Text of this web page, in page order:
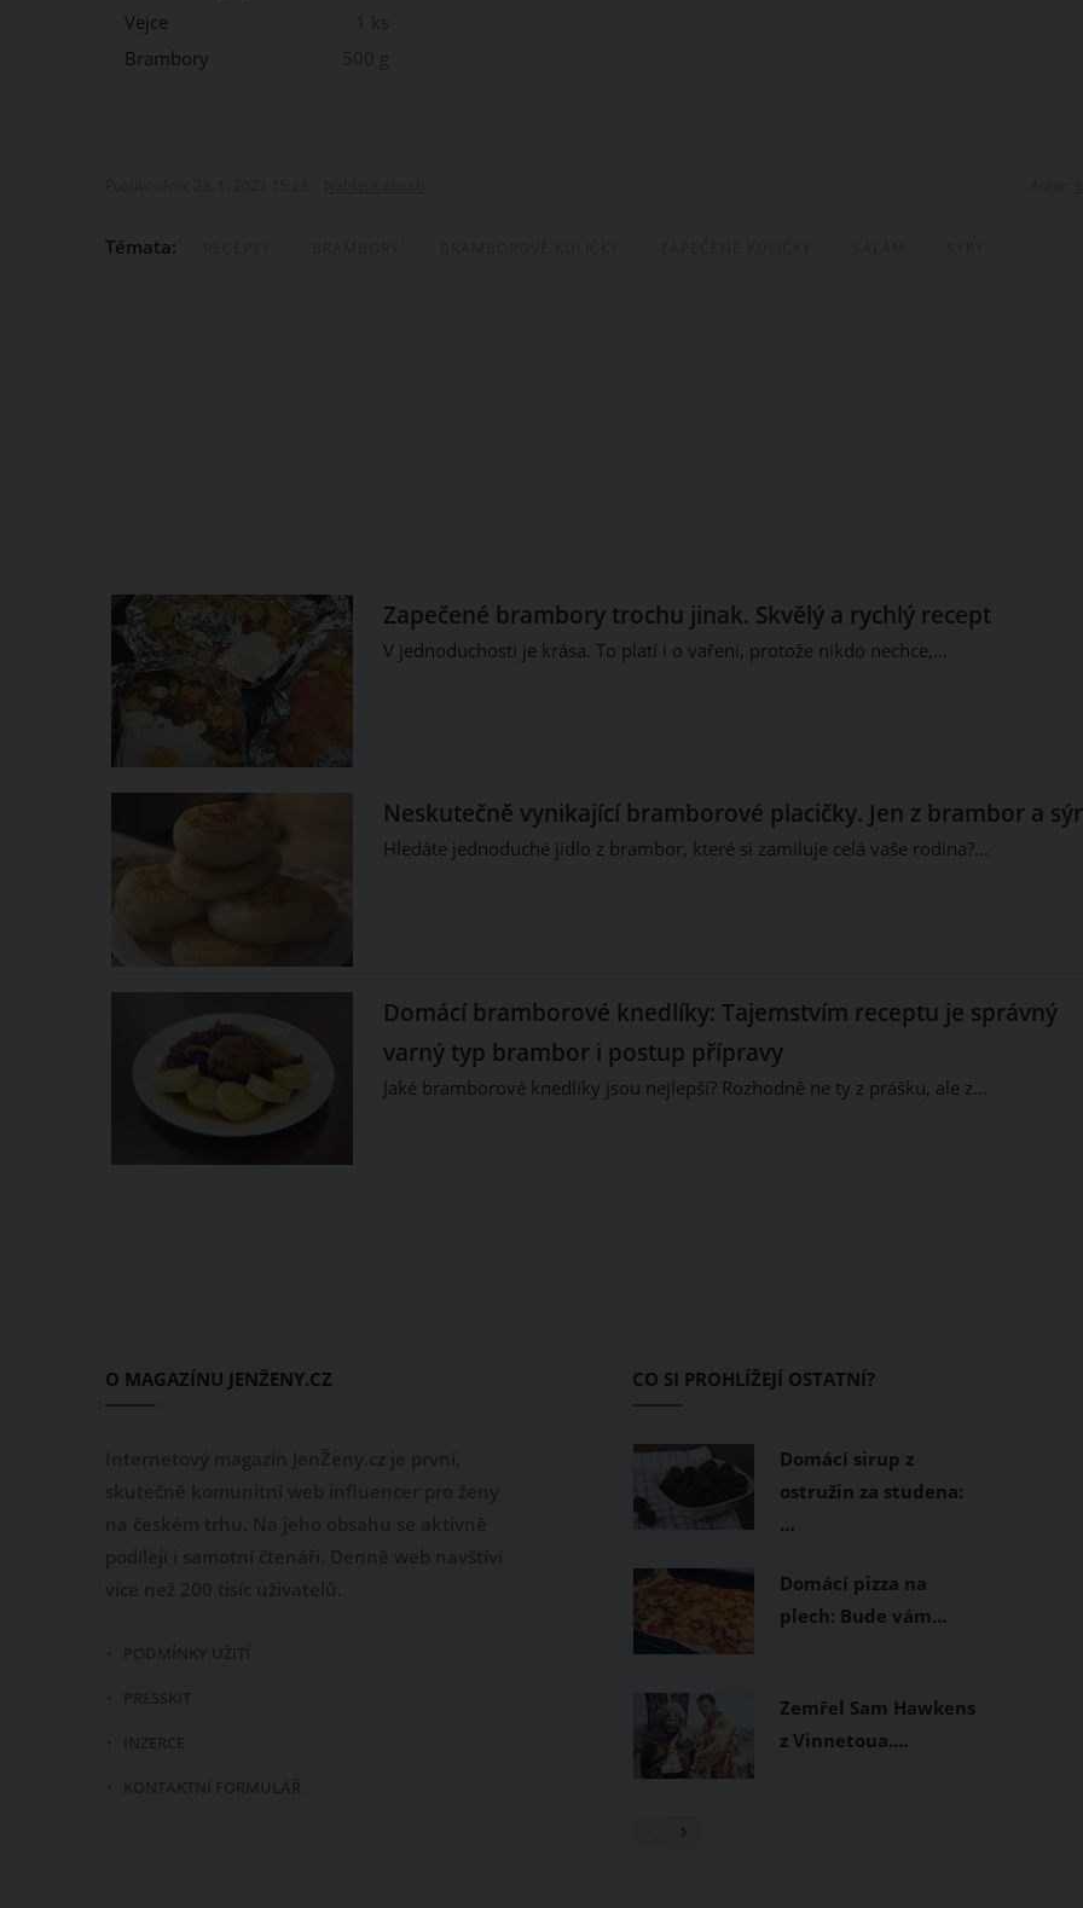
Vejce
Brambory
Témata:
Zapečené brambory trochu jinak. Skvělý a rychlý recept
V jednoduchosti je krása. To platí i o vaření, protože nikdo nechce,…
Neskutečně vynikající bramborové placičky. Jen z brambor a
Hledáte jednoduché jídlo z brambor, které si zamiluje celá vaše rodina?…
Domácí bramborové knedlíky: Tajemstvím receptu je správný
varný typ brambor i postup přípravy
Jaké bramborové knedlíky jsou nejlepší? Rozhodně ne ty z prášku, ale z…
CO SI PROHLÍŽEJÍ OSTATNÍ?
Domácí sirup z
ostružin za studena:
…
Domácí pizza na
plech: Bude vám…
Zemřel Sam Hawkens
z Vinnetoua.…
/ 3
O MAGAZÍNU JENŽENY.CZ